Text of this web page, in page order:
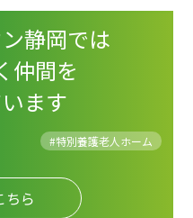
静岡では
仲間を
ます
#特別養護老人ホーム
ちら